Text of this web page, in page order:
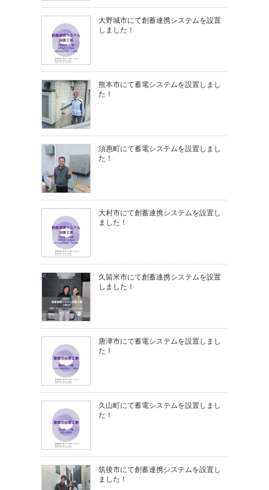
大野城市にて創蓄連携システムを設置
しました！
熊本市にて蓄電システムを設置しまし
た！
須惠町にて蓄電システムを設置しまし
た！
大村市にて創蓄連携システムを設置し
ました！
久留米市にて創蓄連携システムを設置
しました！
唐津市にて蓄電システムを設置しまし
た！
久山町にて蓄電システムを設置しまし
た！
筑後市にて創蓄連携システムを設置し
ました！